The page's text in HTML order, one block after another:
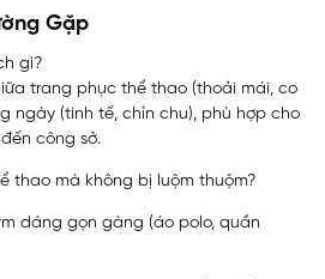
Gặp
gì?
trang phục thể thao (thoải mái, co
ngày (tinh tế, chỉn chu), phù hợp cho
công sở.
thao mà không bị luộm thuộm?
dáng gọn gàng (áo polo, quần